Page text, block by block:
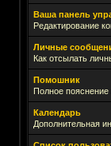
Ваша панель
Редактирование
Личные
Как отсылать
Помошник
Полное
Календарь
Дополнительная